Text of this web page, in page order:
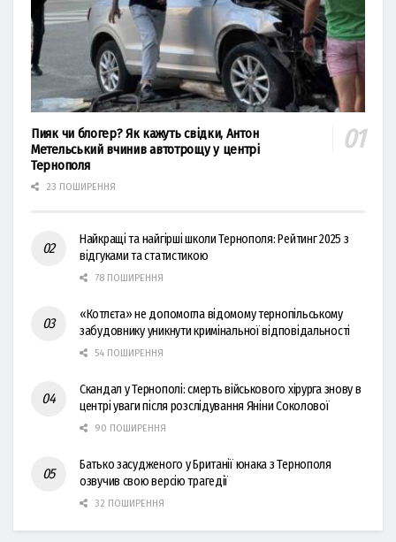
Пияк чи блогер? Як кажуть свідки, Антон
Метельський вчинив автотрощу у центрі
Тернополя
23 ПОШИРЕННЯ
Найкращі та найгірші школи Тернополя: Рейтинг 2025 з
відгуками та статистикою
78 ПОШИРЕННЯ
«Котлєта» не допомогла відомому тернопільському
забудовнику уникнути кримінальної відповідальності
54 ПОШИРЕННЯ
Скандал у Тернополі: смерть військового хірурга знову в
центрі уваги після розслідування Яніни Соколової
90 ПОШИРЕННЯ
Батько засудженого у Британії юнака з Тернополя
озвучив свою версію трагедії
32 ПОШИРЕННЯ